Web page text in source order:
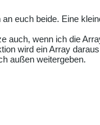
euch beide. Eine
auch, wenn ich die
wird ein Array
außen weitergeben.